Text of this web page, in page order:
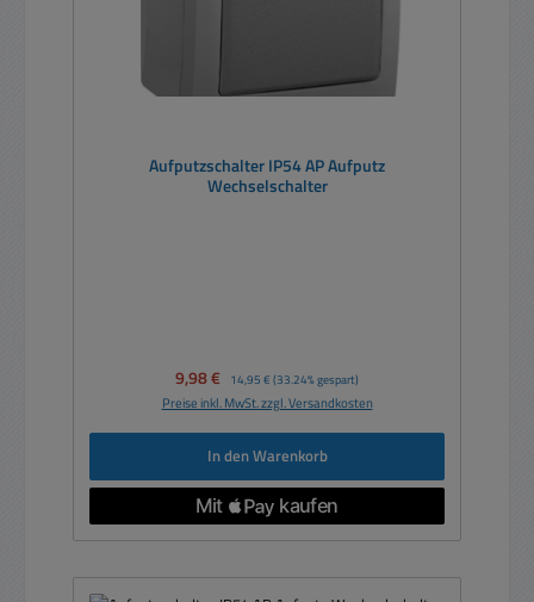
Aufputzschalter IP54 AP Aufputz
Wechselschalter
Verkaufspreis:
9,98 € Regulärer Preis:
14,95 € (33.24% gespart)
Preise inkl. MwSt. zzgl. Versandkosten
In den Warenkorb